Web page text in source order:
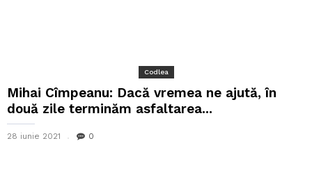
Codlea
Mihai Cîmpeanu: Dacă vremea ne ajută, în
două zile terminăm asfaltarea...
28 iunie 2021 0